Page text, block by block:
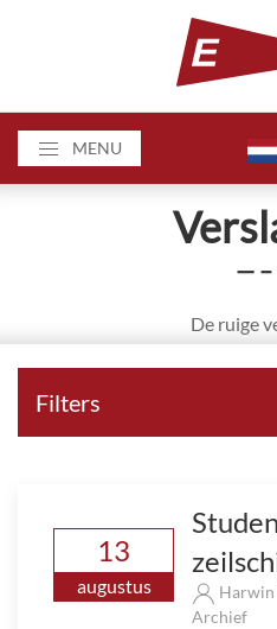
MENU
—
De ruige
Filters
13
augustus Harwin
Archief